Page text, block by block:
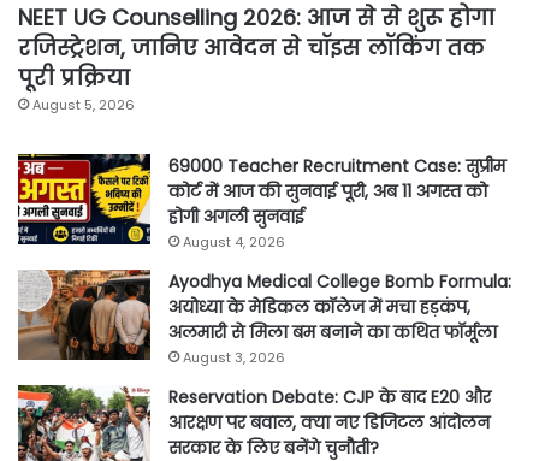
NEET UG Counselling 2026: आज से से शुरू होगा
रजिस्ट्रेशन, जानिए आवेदन से चॉइस लॉकिंग तक
पूरी प्रक्रिया
August 5, 2026
69000 Teacher Recruitment Case: सुप्रीम
कोर्ट में आज की सुनवाई पूरी, अब 11 अगस्त को
होगी अगली सुनवाई
August 4, 2026
Ayodhya Medical College Bomb Formula:
अयोध्या के मेडिकल कॉलेज में मचा हड़कंप,
अलमारी से मिला बम बनाने का कथित फॉर्मूला
August 3, 2026
Reservation Debate: CJP के बाद E20 और
आरक्षण पर बवाल, क्या नए डिजिटल आंदोलन
सरकार के लिए बनेंगे चुनौती?